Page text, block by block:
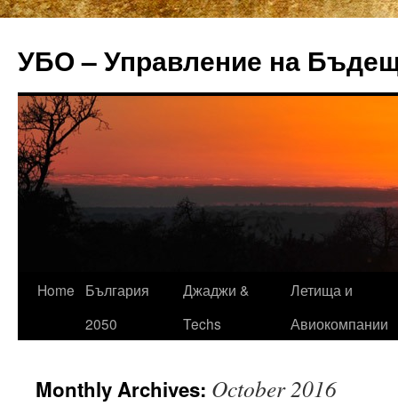
УБО – Управление на
Skip
Home
България
2050
Джаджи &
Techs
Летища и
Авиокомпании
Monthly Archives: October 2016